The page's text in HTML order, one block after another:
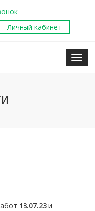
Личный кабинет
18.07.23 и